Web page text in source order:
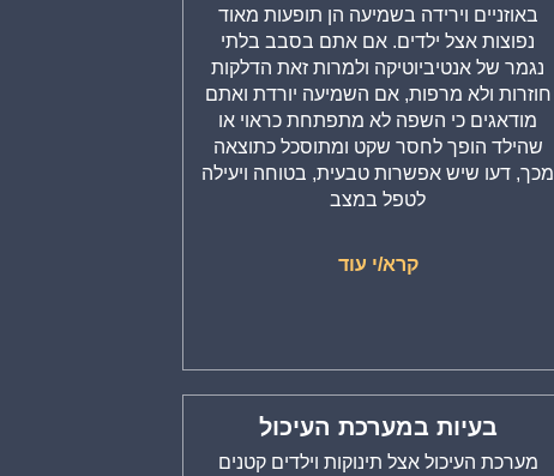
באוזניים וירידה בשמיעה הן תופעות מאוד
נפוצות אצל ילדים. אם אתם בסבב בלתי
נגמר של אנטיביוטיקה ולמרות זאת הדלקות
חוזרות ולא מרפות, אם השמיעה יורדת ואתם
מודאגים כי השפה לא מתפתחת כראוי או
שהילד הופך לחסר שקט ומתוסכל כתוצאה
מכך, דעו שיש אפשרות טבעית, בטוחה ויעילה
לטפל במצב
קרא/י עוד
בעיות במערכת העיכול
מערכת העיכול אצל תינוקות וילדים קטנים